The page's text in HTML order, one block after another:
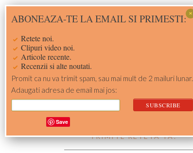
Skip
to
Skip
to
Skip
to
Skip
to
ACASA RETETE
TRIMITE RETETA TA!
ABONEAZA-TE LA EMAIL SI PRIMESTI:
Retete noi.
Clipuri video noi.
Articole recente.
Recenzii si alte noutati.
Promit ca nu va trimit spam, sau mai mult de 2 mailuri lunar.
Adaugati adresa de email mai jos:
Save